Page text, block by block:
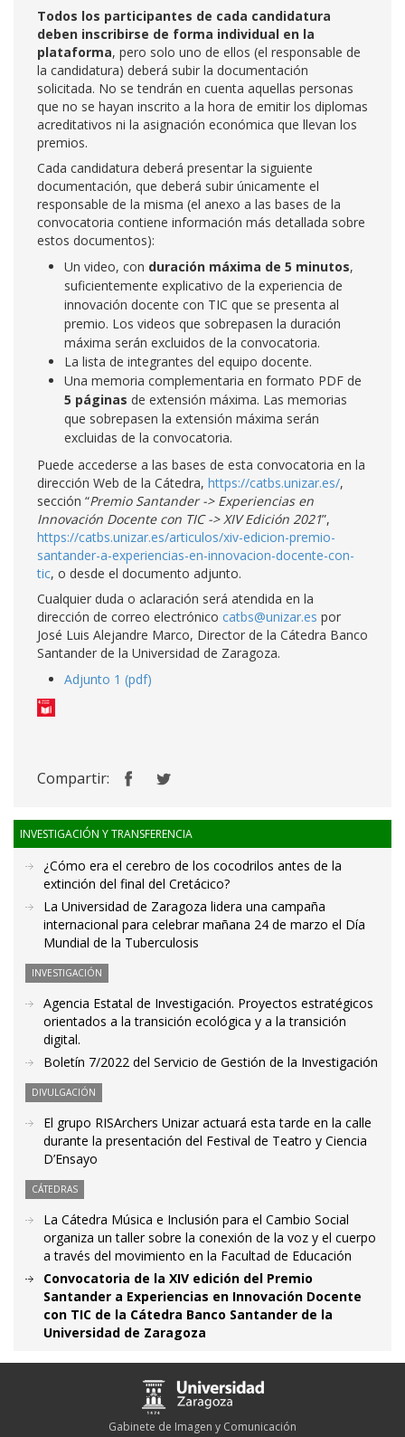
Todos los participantes de cada candidatura
deben inscribirse de forma individual en la
plataforma, pero solo uno de ellos (el responsable de
la candidatura) deberá subir la documentación
solicitada. No se tendrán en cuenta aquellas personas
que no se hayan inscrito a la hora de emitir los diplomas
acreditativos ni la asignación económica que llevan los
premios.
Cada candidatura deberá presentar la siguiente
documentación, que deberá subir únicamente el
responsable de la misma (el anexo a las bases de la
convocatoria contiene información más detallada sobre
estos documentos):
Un video, con duración máxima de 5 minutos,
suficientemente explicativo de la experiencia de
innovación docente con TIC que se presenta al
premio. Los videos que sobrepasen la duración
máxima serán excluidos de la convocatoria.
La lista de integrantes del equipo docente.
Una memoria complementaria en formato PDF de
5 páginas de extensión máxima. Las memorias
que sobrepasen la extensión máxima serán
excluidas de la convocatoria.
Puede accederse a las bases de esta convocatoria en la
dirección Web de la Cátedra, https://catbs.unizar.es/,
sección “Premio Santander -> Experiencias en
Innovación Docente con TIC -> XIV Edición 2021”,
https://catbs.unizar.es/articulos/xiv-edicion-premio-
santander-a-experiencias-en-innovacion-docente-con-
tic, o desde el documento adjunto.
Cualquier duda o aclaración será atendida en la
dirección de correo electrónico catbs@unizar.es por
José Luis Alejandre Marco, Director de la Cátedra Banco
Santander de la Universidad de Zaragoza.
Adjunto 1 (pdf)
Compartir:
INVESTIGACIÓN Y TRANSFERENCIA
¿Cómo era el cerebro de los cocodrilos antes de la
extinción del final del Cretácico?
La Universidad de Zaragoza lidera una campaña
internacional para celebrar mañana 24 de marzo el Día
Mundial de la Tuberculosis
INVESTIGACIÓN
Agencia Estatal de Investigación. Proyectos estratégicos
orientados a la transición ecológica y a la transición
digital.
Boletín 7/2022 del Servicio de Gestión de la Investigación
DIVULGACIÓN
El grupo RISArchers Unizar actuará esta tarde en la calle
durante la presentación del Festival de Teatro y Ciencia
D’Ensayo
CÁTEDRAS
La Cátedra Música e Inclusión para el Cambio Social
organiza un taller sobre la conexión de la voz y el cuerpo
a través del movimiento en la Facultad de Educación
Convocatoria de la XIV edición del Premio
Santander a Experiencias en Innovación Docente
con TIC de la Cátedra Banco Santander de la
Universidad de Zaragoza
Gabinete de Imagen y Comunicación